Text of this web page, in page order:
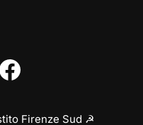
Firenze Sud ☭